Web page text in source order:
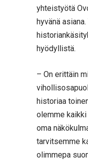
yhteistyötä
hyvänä
hyödyllistä.
– On erittäin
historiaa
olemme
oma
tarvitsemme
olimmepa